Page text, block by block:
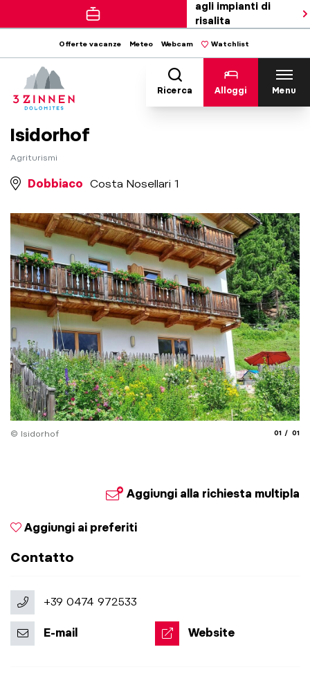
agli impianti di
risalita
Offerte vacanze Meteo Webcam Watchlist
Ricerca Alloggi Menu
Isidorhof
Agriturismi
Dobbiaco Costa Nosellari 1
© Isidorhof 01 01
Aggiungi alla richiesta multipla
Aggiungi ai preferiti
Contatto
+39 0474 972533
E-mail Website